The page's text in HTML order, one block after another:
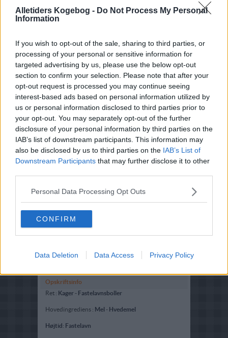
Alletiders Kogebog - Do Not Process My Personal
Information
If you wish to opt-out of the sale, sharing to third parties, or
processing of your personal or sensitive information for
targeted advertising by us, please use the below opt-out
section to confirm your selection. Please note that after your
opt-out request is processed you may continue seeing
interest-based ads based on personal information utilized by
us or personal information disclosed to third parties prior to
your opt-out. You may separately opt-out of the further
disclosure of your personal information by third parties on the
IAB’s list of downstream participants. This information may
also be disclosed by us to third parties on the IAB’s List of
Downstream Participants that may further disclose it to other
Personal Data Processing Opt Outs
CONFIRM
Data Deletion Data Access Privacy Policy
Creme:
Æggeblommer, sukker og maizena piskes sammen.
Derefter tilsættes mælk og vaniljesukker. Cremen
Tips:
Erstat evt. cremen med lagkagecreme, marcipan,
Opskriftsinfo
Ret : Kager - Fastelavnsboller
Hovedingrediens : Mel - Hvedemel
Højtid : Fastelavn